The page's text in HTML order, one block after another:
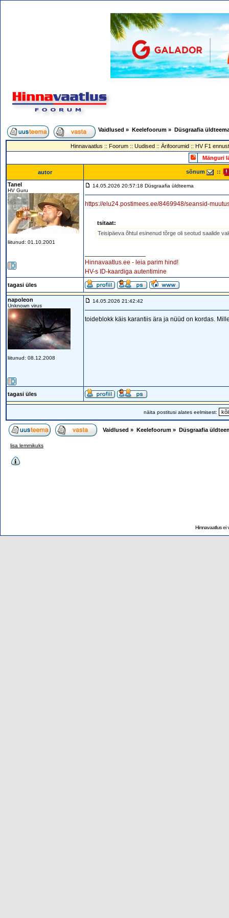
Vaidlused » Keelefoorum » Düsgraafia
Hinnavaatlus :: Foorum:: Uudised:: Ärifoorumid:: HV F1
Mänguri
autor sõnum ::
Tanel
HV Guru
liitunud: 01.10.2001
14.05.2026 20:57:18 Düsgraafia üldteema
https://elu24.postimees.ee/8469948/seansid-
tsitaat:
Teisipäeva õhtul esinenud tõrge oli seotud saalide
Hinnavaatlus.ee - leia parim hind!
HV-s ID-kaardiga autentimine
tagasi üles
napoleon
Unknown virus
liitunud: 08.12.2008
14.05.2026 21:42:42
toideblokk käis karantiis ära ja nüüd on kordas.
tagasi üles
näita postitusi alates eelmisest:
Vaidlused » Keelefoorum » Düsgraafia
lisa lemmikuks
Hinnavaatlus ei